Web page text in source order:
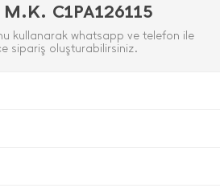
C1PA126115
kullanarak whatsapp ve telefon ile
sipariş oluşturabilirsiniz.